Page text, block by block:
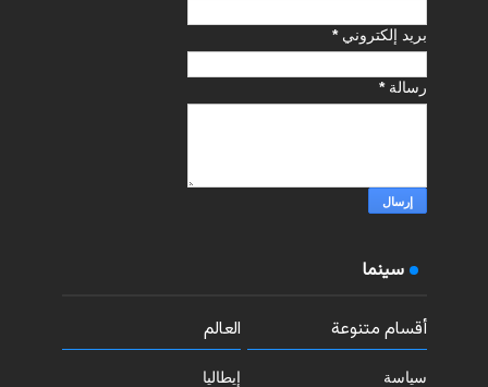
بريد إلكتروني*
رسالة*
سينما
أقسام متنوعة
سياسة
العالم
إيطاليا